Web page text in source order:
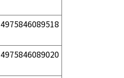
4975846089518
4975846089020